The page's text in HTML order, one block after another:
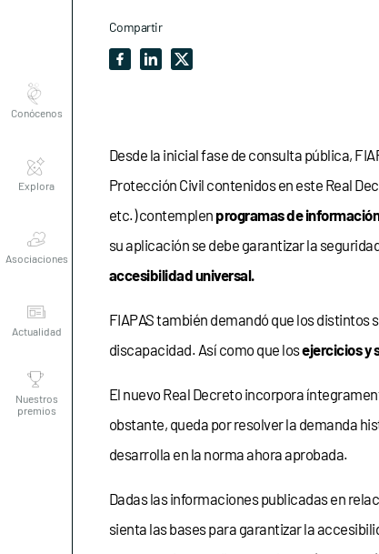
premios
Compartir
Desde la inicial fase de consulta pública,
Protección Civil contenidos en este Real
etc.) contemplen programas de
su aplicación se debe garantizar la
accesibilidad universal.
FIAPAS también demandó que los
discapacidad. Así como que losejercicios y
El nuevo Real Decreto incorpora
obstante, queda por resolver la demanda
desarrolla en la norma ahora aprobada.
Dadas las informaciones publicadas en
sienta las bases para garantizar la